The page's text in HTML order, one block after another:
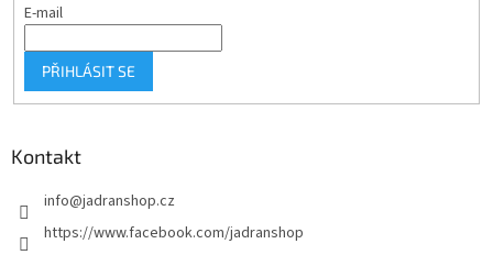
E-mail
PŘIHLÁSIT SE
Kontakt
info@jadranshop.cz
https://www.facebook.com/jadranshop